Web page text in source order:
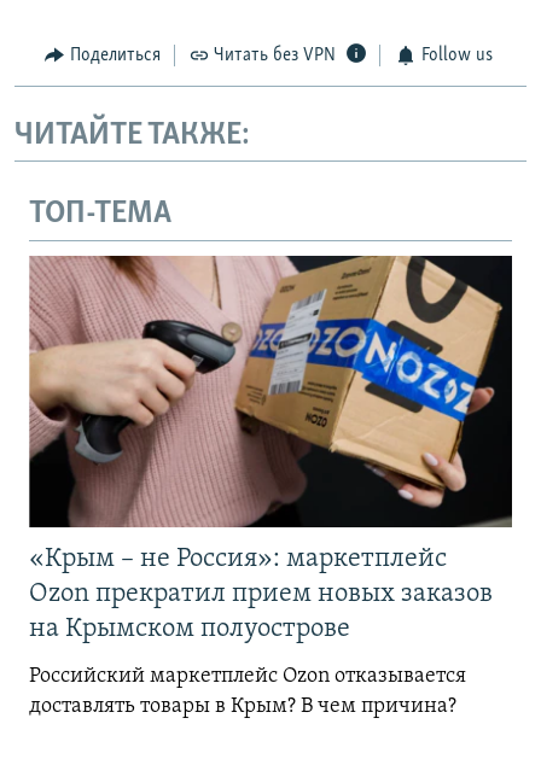
Поделиться Читать без VPN Follow us
ЧИТАЙТЕ ТАКЖЕ:
ТОП-ТЕМА
«Крым – не Россия»: маркетплейс
Ozon прекратил прием новых заказов
на Крымском полуострове
Российский маркетплейс Ozon отказывается
доставлять товары в Крым? В чем причина?